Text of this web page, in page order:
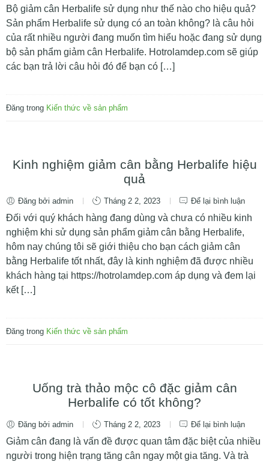
Bộ giảm cân Herbalife sử dụng như thế nào cho hiệu quả?
Sản phẩm Herbalife sử dụng có an toàn không? là câu hỏi
của rất nhiều người đang muốn tìm hiểu hoặc đang sử dụng
bộ sản phẩm giảm cân Herbalife. Hotrolamdep.com sẽ giúp
các bạn trả lời câu hỏi đó để bạn có […]
Đăng trong Kiến thức về sản phẩm
Kinh nghiệm giảm cân bằng Herbalife hiệu
quả
Đăng bởi admin Tháng 2 2, 2023 Để lại bình luận
Đối với quý khách hàng đang dùng và chưa có nhiều kinh
nghiệm khi sử dụng sản phẩm giảm cân bằng Herbalife,
hôm nay chúng tôi sẽ giới thiệu cho bạn cách giảm cân
bằng Herbalife tốt nhất, đây là kinh nghiệm đã được nhiều
khách hàng tại https://hotrolamdep.com áp dụng và đem lại
kết […]
Đăng trong Kiến thức về sản phẩm
Uống trà thảo mộc cô đặc giảm cân
Herbalife có tốt không?
Đăng bởi admin Tháng 2 2, 2023 Để lại bình luận
Giảm cân đang là vấn đề được quan tâm đặc biệt của nhiều
người trong hiện trạng tăng cân ngay một gia tăng. Và trà